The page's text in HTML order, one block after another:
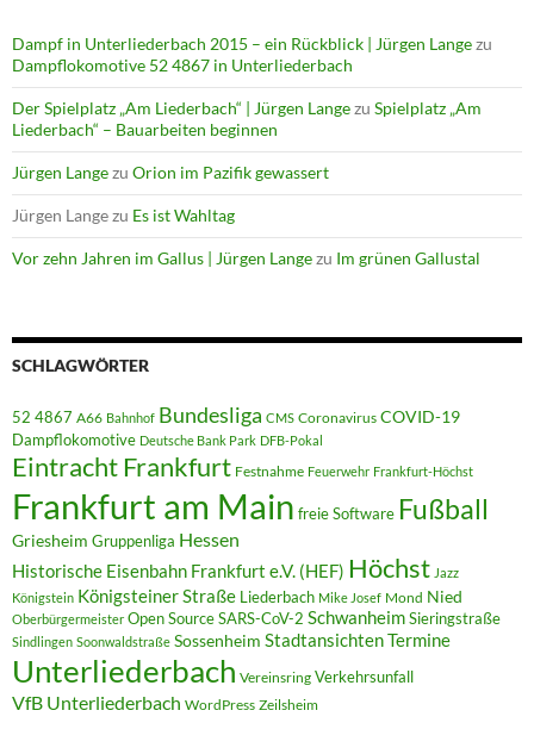
Dampf in Unterliederbach 2015 – ein Rückblick | Jürgen Langezu
Dampflokomotive 52 4867 in Unterliederbach
Der Spielplatz „Am Liederbach“ | Jürgen Langezu Spielplatz „Am
Liederbach“ – Bauarbeiten beginnen
Jürgen Langezu Orion im Pazifik gewassert
Jürgen Langezu Es ist Wahltag
Vor zehn Jahren im Gallus | Jürgen Langezu Im grünen Gallustal
SCHLAGWÖRTER
52 4867 A66 Bahnhof Bundesliga CMS Coronavirus COVID-19
Dampflokomotive Deutsche Bank Park DFB-Pokal
Eintracht Frankfurt Festnahme Feuerwehr Frankfurt-Höchst
Frankfurt am Main freie Software Fußball
Griesheim Gruppenliga Hessen
Historische Eisenbahn Frankfurt e.V. (HEF) Höchst Jazz
Königstein Königsteiner Straße Liederbach Mike Josef Mond Nied
Oberbürgermeister Open SourceSARS-CoV-2 SchwanheimSieringstraße
Sindlingen Soonwaldstraße Sossenheim StadtansichtenTermine
Unterliederbach Vereinsring Verkehrsunfall
VfB Unterliederbach WordPress Zeilsheim